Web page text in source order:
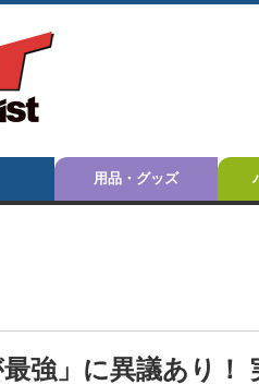
用品・グッズ
強」に異議あり